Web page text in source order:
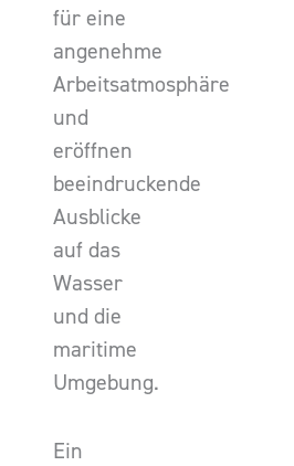
für eine
angenehme
Arbeitsatmosphäre
und
eröffnen
beeindruckende
Ausblicke
auf das
Wasser
und die
maritime
Umgebung.
Ein